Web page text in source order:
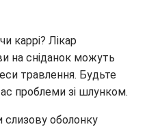
каррі? Лікар
на сніданок можуть
травлення. Будьте
проблеми зі шлунком.
оболонку